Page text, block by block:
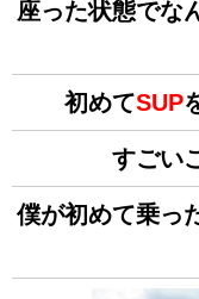
座った状態でな
初めてSUP
すごい
僕が初めて乗っ